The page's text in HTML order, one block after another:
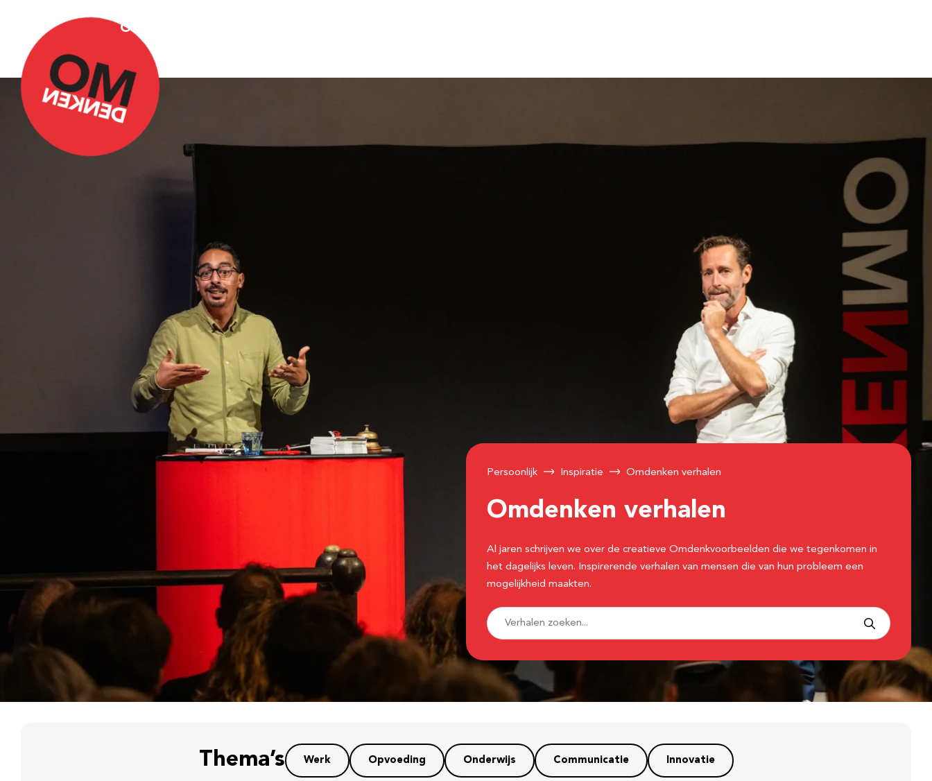
Over Omdenken
Persoonlijk Inspiratie Omdenken verhalen
Omdenken verhalen
Al jaren schrijven we over de creatieve Omdenkvoorbeelden die we tegenkomen in
het dagelijks leven. Inspirerende verhalen van mensen die van hun probleem een
mogelijkheid maakten.
Thema’s Werk Opvoeding Onderwijs Communicatie Innovatie